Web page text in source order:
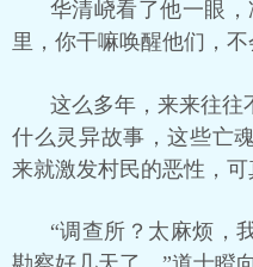
华清峣看了他一眼
里，你干嘛唤醒他们，
这么多年，来来往往
什么灵异故事，这些亡
来就激发村民的恶性，可
“调查所？太麻烦，